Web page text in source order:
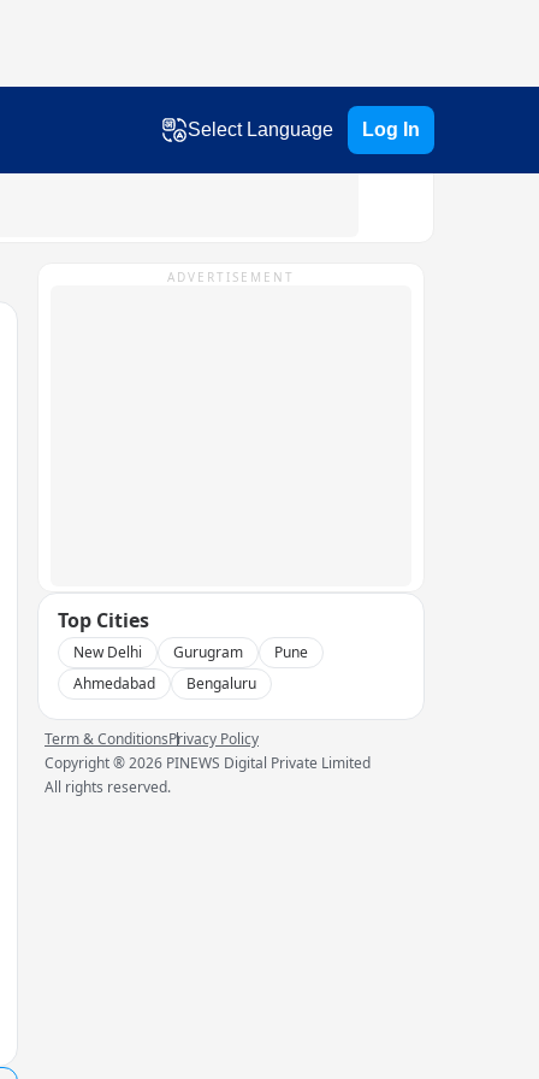
Select Language Log In
ADVERTISEMENT
Top Cities
New Delhi Gurugram
Pune
Ahmedabad
Bengaluru
Term & ConditionsPrivacy Policy
Copyright ®2026 PINEWS Digital Private Limited
All rights reserved.